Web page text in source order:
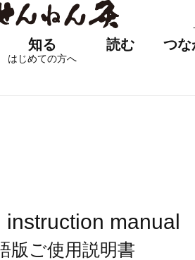
知る
はじめての方へ
読む つな
instruction manual
版ご使用説明書